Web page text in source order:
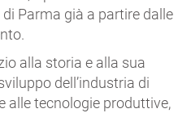
Parma già a partire dalle
alla storia e alla sua
dell’industria di
alle tecnologie produttive,